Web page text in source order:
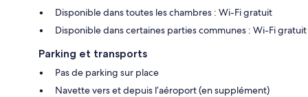
Disponible dans toutes les chambres : Wi-Fi gratuit
Disponible dans certaines parties communes : Wi-Fi gratuit
Parking et transports
Pas de parking sur place
Navette vers et depuis l’aéroport (en supplément)